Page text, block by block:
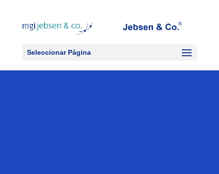
Seleccionar Página